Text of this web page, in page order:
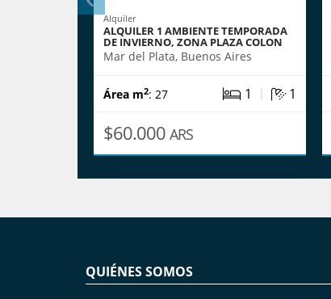
Alquiler
ALQUILER 1 AMBIENTE TEMPORADA
DE INVIERNO, ZONA PLAZA COLON
Mar del Plata, Buenos Aires
Área m2: 27 1 | 1
$60.000 ARS
QUIÉNES SOMOS